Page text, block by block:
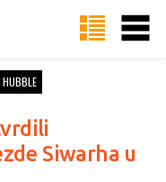
HUBBLE
Siwarha u